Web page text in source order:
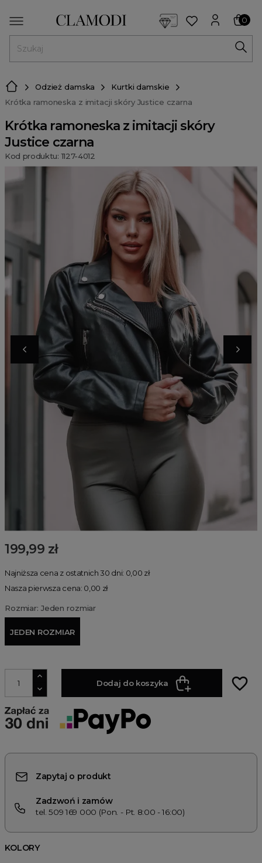
0
Odzież damska
Kurtki damskie
Krótka ramoneska z imitacji skóry Justice czarna
Krótka ramoneska z imitacji skóry
Justice czarna
Kod produktu: 1127-4012
199,99 zł
Najniższa cena z ostatnich 30 dni: 0,00 zł
Nasza pierwsza cena: 0,00 zł
Rozmiar: Jeden rozmiar
JEDEN ROZMIAR
Dodaj do koszyka favorite_border
Zapytaj o produkt
Zadzwoń i zamów
tel. 509 169 000 (Pon. - Pt. 8:00 - 16:00)
KOLORY